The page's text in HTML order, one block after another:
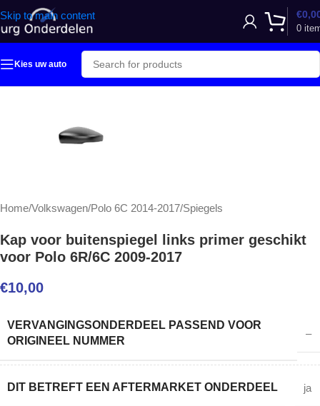
Skip to main content
0
€
Kies uw auto
Home/Volkswagen/Polo 6C 2014-2017/Spiegels
Kap voor buitenspiegel links primer geschikt
voor Polo 6R/6C 2009-2017
€10,00
VERVANGINGSONDERDEEL PASSEND VOOR
ORIGINEEL NUMMER
–
DIT BETREFT EEN AFTERMARKET ONDERDEEL ja